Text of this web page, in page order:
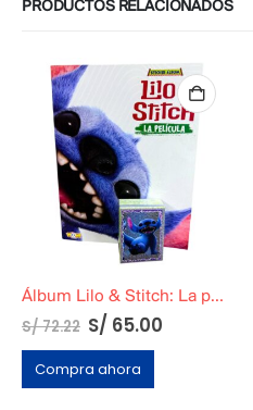
PRODUCTOS RELACIONADOS
Álbum Lilo & Stitch: La película (Tapa Blanda)
S/72.22 S/ 65.00
Compra ahora